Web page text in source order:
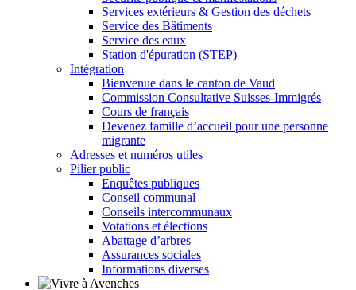
Services extérieurs & Gestion des déchets
Service des Bâtiments
Service des eaux
Station d'épuration (STEP)
Intégration
Bienvenue dans le canton de Vaud
Commission Consultative Suisses-Immigrés
Cours de français
Devenez famille d’accueil pour une personne
migrante
Adresses et numéros utiles
Pilier public
Enquêtes publiques
Conseil communal
Conseils intercommunaux
Votations et élections
Abattage d’arbres
Assurances sociales
Informations diverses